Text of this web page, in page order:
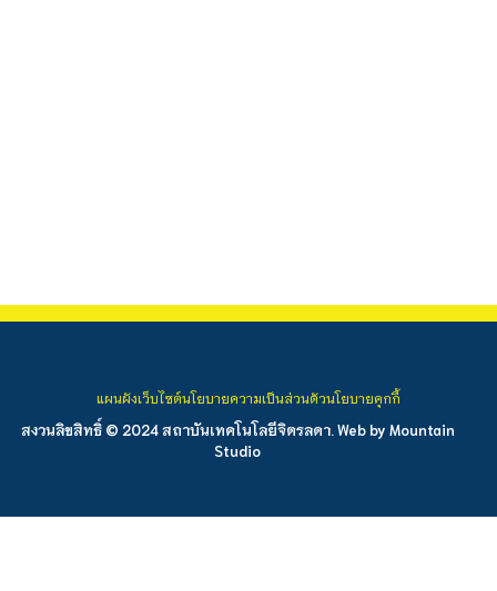
สงวนลิขสิทธิ์ © 2024 สถาบันเทคโนโลยีจิตรลดา. Web by Mountain
Studio
แผนผังเว็บไซต์นโยบายความเป็นส่วนตัวนโยบายคุกกี้